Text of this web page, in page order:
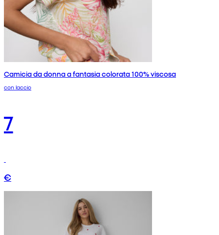
Camicia da donna a fantasia colorata 100% viscosa
con laccio
7
€